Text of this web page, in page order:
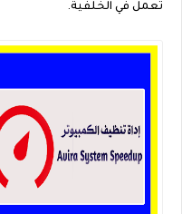
تعمل في الخلفية.